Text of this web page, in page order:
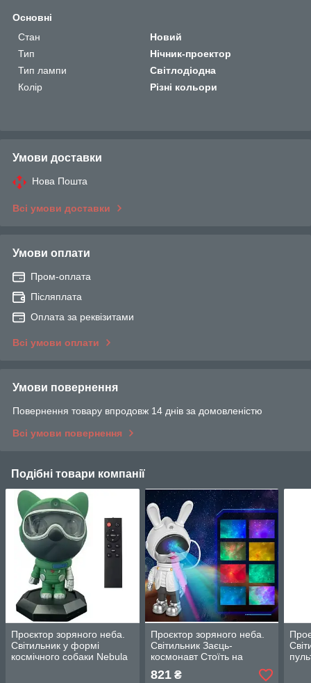
Основні
Стан
Новий
Тип
Нічник-проектор
Тип лампи
Світлодіодна
Колір
Різні кольори
Умови доставки
Нова Пошта
Всі умови доставки
Умови оплати
Пром-оплата
Післяплата
Оплата за реквізитами
Всі умови оплати
Умови повернення
Повернення товару впродовж 14 днів за домовленістю
Всі умови повернення
Подібні товари компанії
Проєктор зоряного неба.
Світильник у формі
космічного собаки Nebula
Проєктор зоряного неба.
Світильник Заєць-
космонавт Стоїть на
підставці. Пульт
821₴